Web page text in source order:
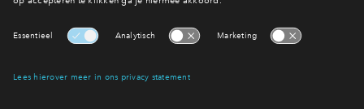
Interesse? Meld je dan snel aan
Hiermee blijf je op de hoogte van het belangrijkste nieuws en